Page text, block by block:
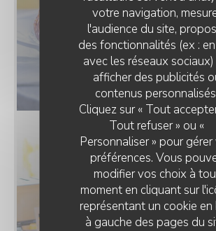
votre navigation,
l'audience du site,
des fonctionnalités (ex :
avec les réseaux
afficher des publicités
contenus
Cliquez sur « Tout
Tout refuser » ou «
Personnaliser » pour
préférences. Vous
modifier vos choix à
moment en cliquant sur
représentant un cookie en
à gauche des pages du